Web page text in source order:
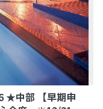
★中部 【早期申